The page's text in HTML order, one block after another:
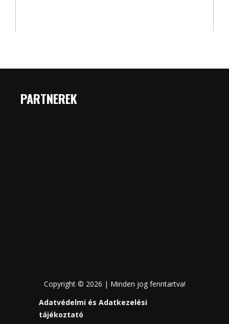
PARTNEREK
Copyright © 2026 | Minden jog fenntartva!
Adatvédelmi és Adatkezelési
tájékoztató